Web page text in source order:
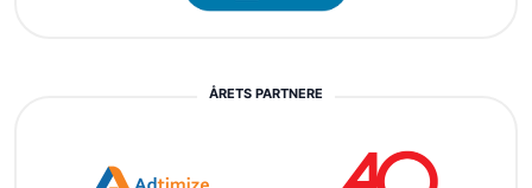
ÅRETS PARTNERE